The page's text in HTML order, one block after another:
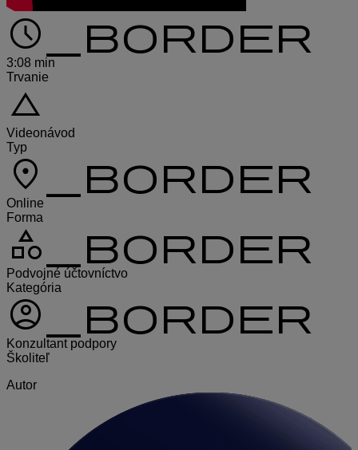
schedule_border
3:08 min
Trvanie
change_history
Videonávod
Typ
location_on_border
Online
Forma
category_border
Podvojné účtovníctvo
Kategória
account_circle_border
Konzultant podpory
Školiteľ
Autor